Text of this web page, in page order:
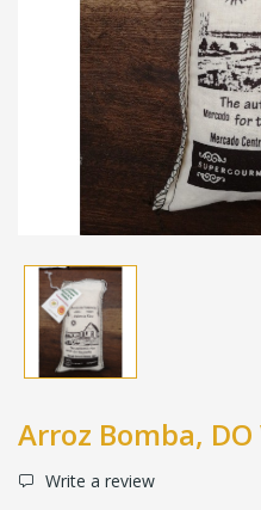
Arroz Bomba,
Write a review